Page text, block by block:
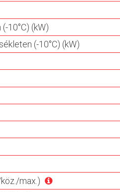
10°C) (kW)
(-10°C) (kW)
max.)